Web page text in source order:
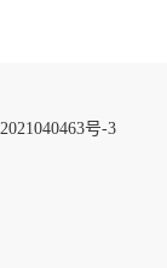
号-3